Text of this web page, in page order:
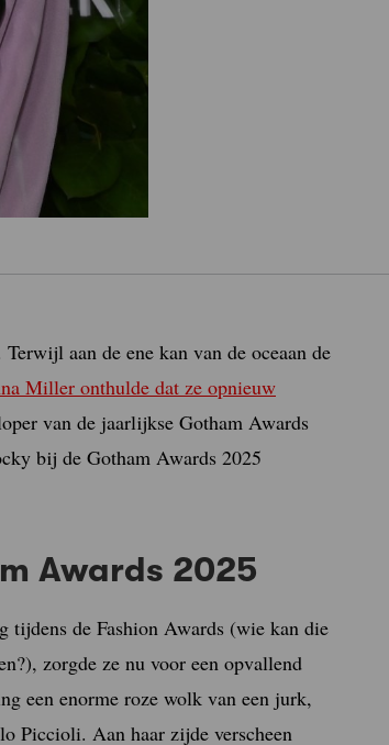
aan de ene kan van de oceaan de
Miller onthulde dat ze opnieuw
van de jaarlijkse Gotham Awards
bij de Gotham Awards 2025
Awards 2025
tijdens de Fashion Awards (wie kan die
zorgde ze nu voor een opvallend
een enorme roze wolk van een jurk,
Piccioli. Aan haar zijde verscheen